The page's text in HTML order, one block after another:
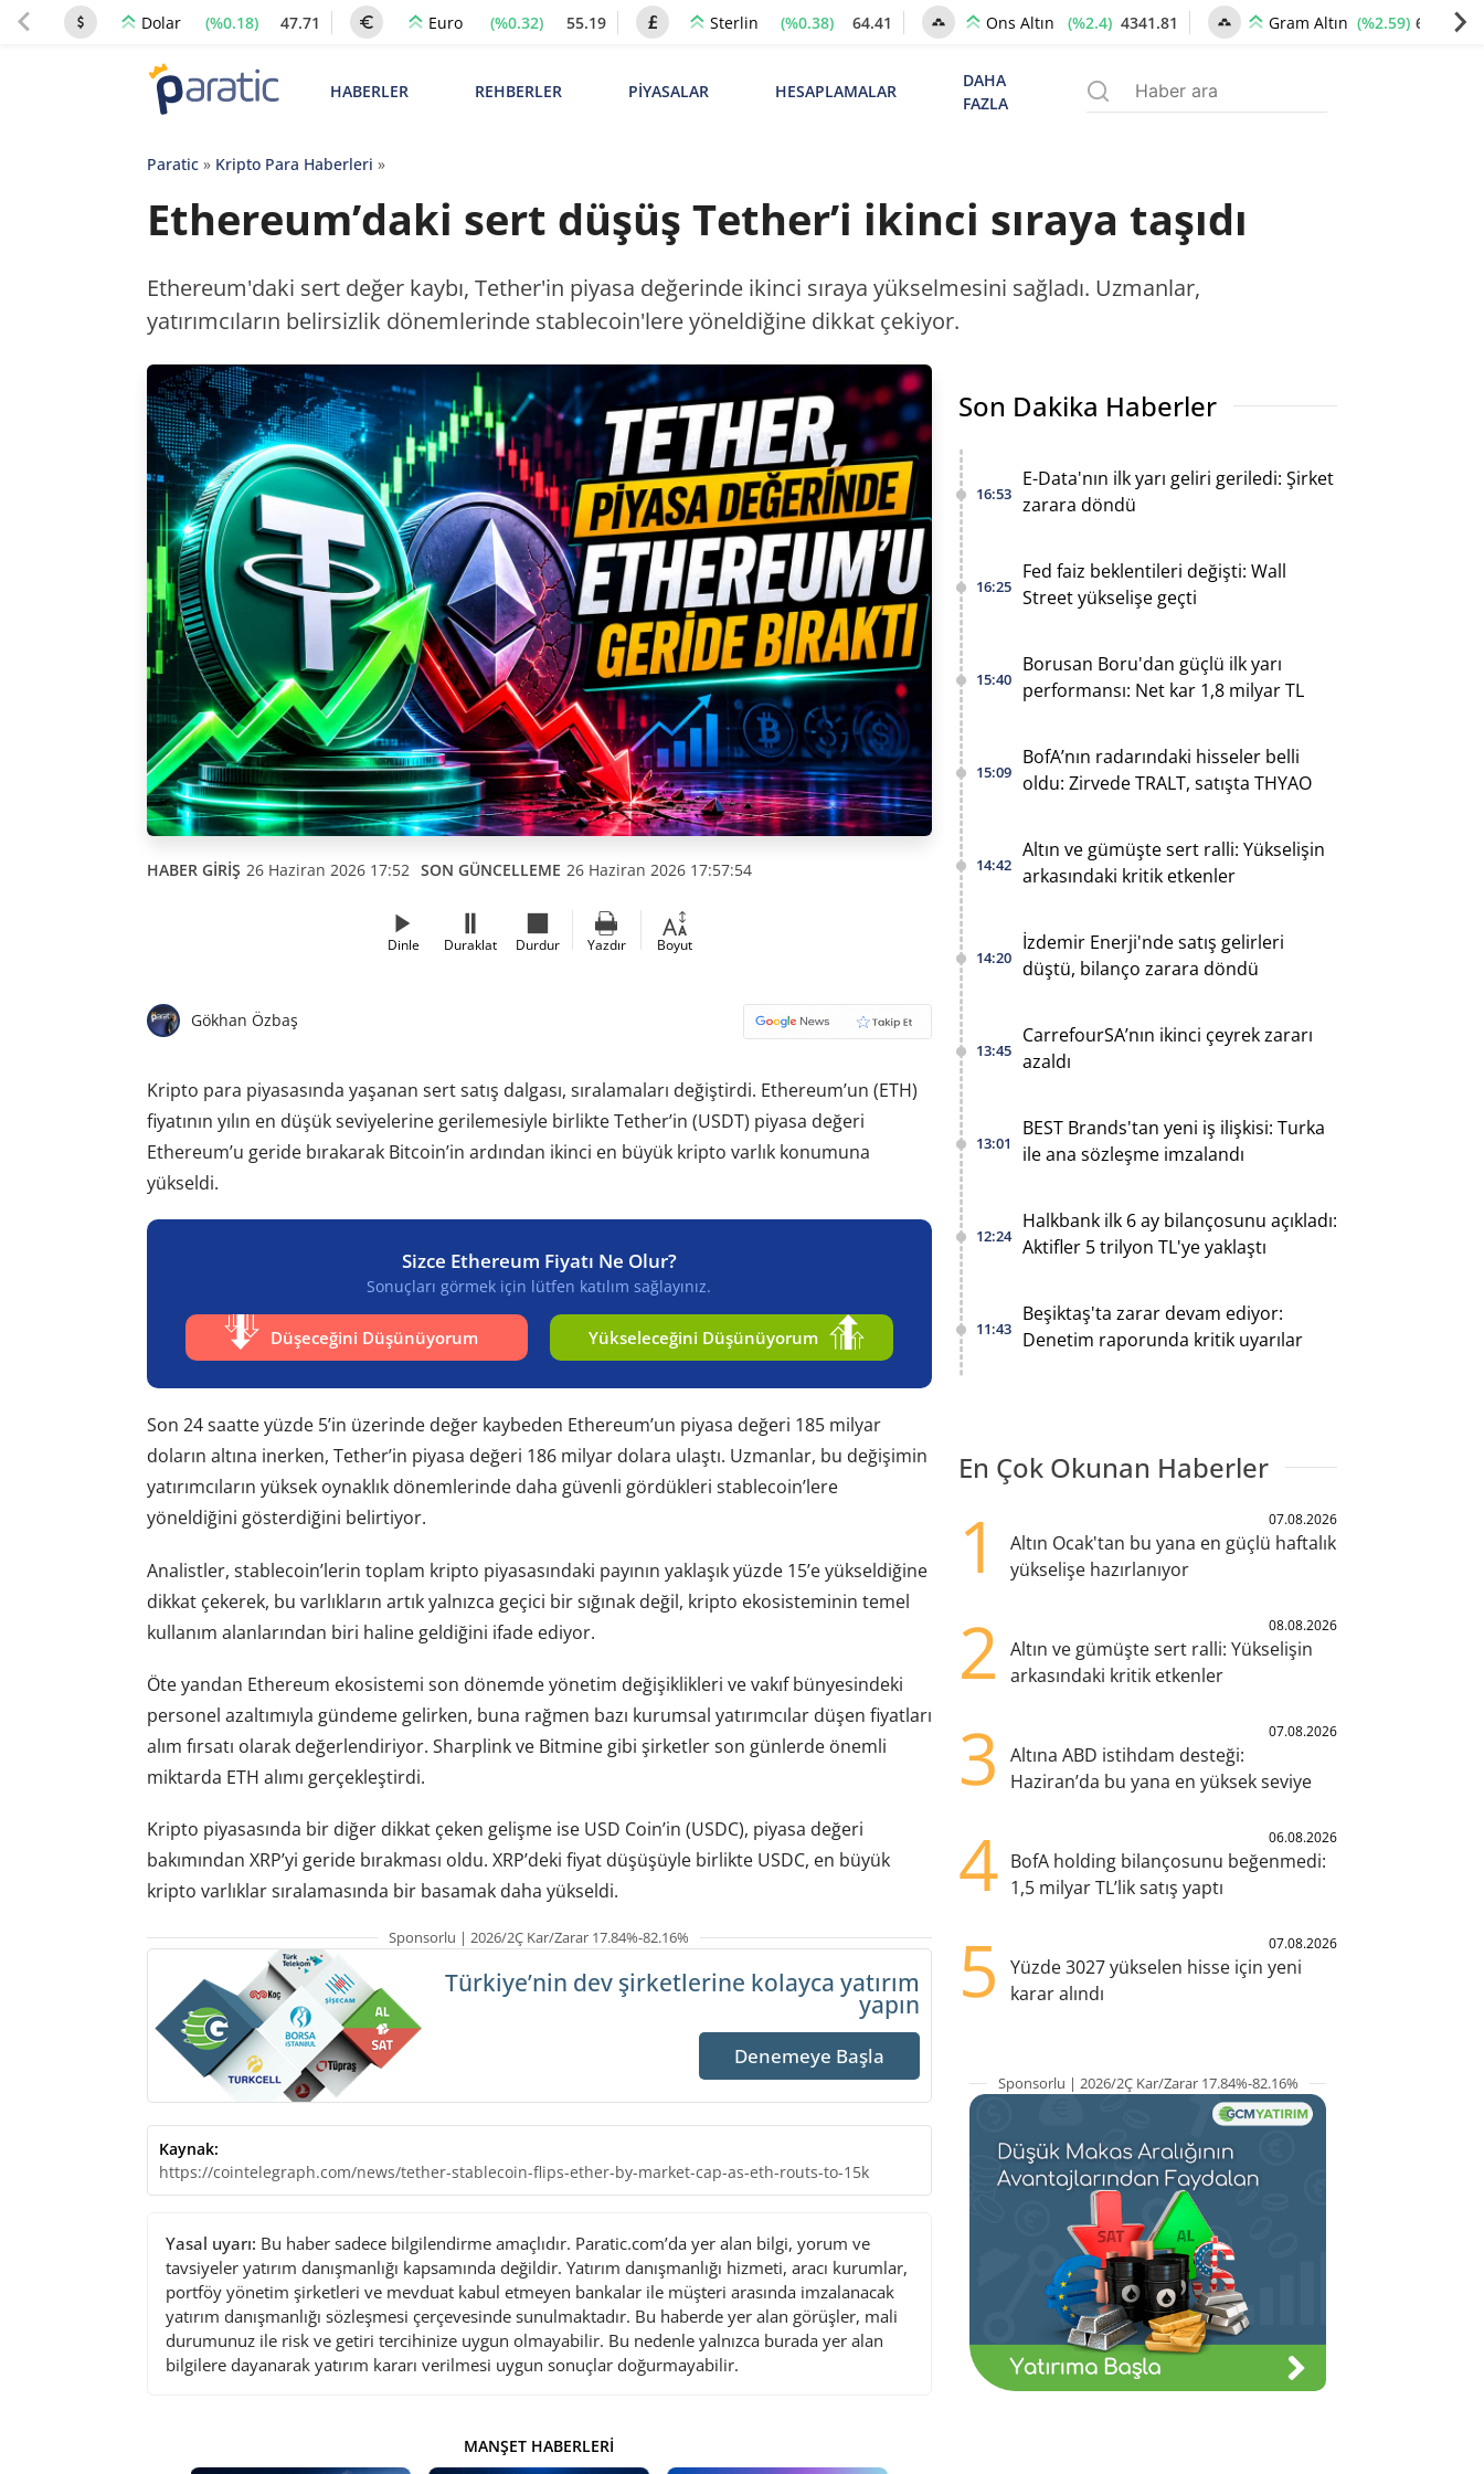
Dolar (%0.18) 47.71 Euro (%0.32) 55.19 Sterlin (%0.38) 64.41 Ons Altın (%2.4) 4341.81 Gram Altın (%2.59) 6660.55
HABERLER REHBERLER PİYASALAR HESAPLAMALAR
DAHA
FAZLA
Paratic» Kripto Para Haberleri »
Ethereum’daki sert düşüş Tether’i ikinci sıraya taşıdı
Ethereum'daki sert değer kaybı, Tether'in piyasa değerinde ikinci sıraya yükselmesini sağladı. Uzmanlar,
yatırımcıların belirsizlik dönemlerinde stablecoin'lere yöneldiğine dikkat çekiyor.
HABER GİRİŞ 26 Haziran 2026 17:52 SON GÜNCELLEME 26 Haziran 2026 17:57:54
Dinle Duraklat Durdur Yazdır Boyut
Gökhan Özbaş
Kripto para piyasasında yaşanan sert satış dalgası, sıralamaları değiştirdi. Ethereum’un (ETH)
fiyatının yılın en düşük seviyelerine gerilemesiyle birlikte Tether’in (USDT) piyasa değeri
Ethereum’u geride bırakarak Bitcoin’in ardından ikinci en büyük kripto varlık konumuna
yükseldi.
Sizce Ethereum Fiyatı Ne Olur?
Sonuçları görmek için lütfen katılım sağlayınız.
Düşeceğini Düşünüyorum Yükseleceğini Düşünüyorum
Son 24 saatte yüzde 5’in üzerinde değer kaybeden Ethereum’un piyasa değeri 185 milyar
doların altına inerken, Tether’in piyasa değeri 186 milyar dolara ulaştı. Uzmanlar, bu değişimin
yatırımcıların yüksek oynaklık dönemlerinde daha güvenli gördükleri stablecoin’lere
yöneldiğini gösterdiğini belirtiyor.
Analistler, stablecoin’lerin toplam kripto piyasasındaki payının yaklaşık yüzde 15’e yükseldiğine
dikkat çekerek, bu varlıkların artık yalnızca geçici bir sığınak değil, kripto ekosisteminin temel
kullanım alanlarından biri haline geldiğini ifade ediyor.
Öte yandan Ethereum ekosistemi son dönemde yönetim değişiklikleri ve vakıf bünyesindeki
personel azaltımıyla gündeme gelirken, buna rağmen bazı kurumsal yatırımcılar düşen fiyatları
alım fırsatı olarak değerlendiriyor. Sharplink ve Bitmine gibi şirketler son günlerde önemli
miktarda ETH alımı gerçekleştirdi.
Kripto piyasasında bir diğer dikkat çeken gelişme ise USD Coin’in (USDC), piyasa değeri
bakımından XRP’yi geride bırakması oldu. XRP’deki fiyat düşüşüyle birlikte USDC, en büyük
kripto varlıklar sıralamasında bir basamak daha yükseldi.
Sponsorlu | 2026/2Ç Kar/Zarar 17.84%-82.16%
Türkiye’nin dev şirketlerine kolayca yatırım
yapın
Denemeye Başla
Kaynak:
https://cointelegraph.com/news/tether-stablecoin-flips-ether-by-market-cap-as-eth-routs-to-15k
Yasal uyarı: Bu haber sadece bilgilendirme amaçlıdır. Paratic.com’da yer alan bilgi, yorum ve
tavsiyeler yatırım danışmanlığı kapsamında değildir. Yatırım danışmanlığı hizmeti, aracı kurumlar,
portföy yönetim şirketleri ve mevduat kabul etmeyen bankalar ile müşteri arasında imzalanacak
yatırım danışmanlığı sözleşmesi çerçevesinde sunulmaktadır. Bu haberde yer alan görüşler, mali
durumunuz ile risk ve getiri tercihinize uygun olmayabilir. Bu nedenle yalnızca burada yer alan
bilgilere dayanarak yatırım kararı verilmesi uygun sonuçlar doğurmayabilir.
MANŞET HABERLERI
Son Dakika Haberler
16:53
E-Data'nın ilk yarı geliri geriledi: Şirket
zarara döndü
16:25
Fed faiz beklentileri değişti: Wall
Street yükselişe geçti
15:40
Borusan Boru'dan güçlü ilk yarı
performansı: Net kar 1,8 milyar TL
15:09
BofA’nın radarındaki hisseler belli
oldu: Zirvede TRALT, satışta THYAO
14:42
Altın ve gümüşte sert ralli: Yükselişin
arkasındaki kritik etkenler
14:20
İzdemir Enerji'nde satış gelirleri
düştü, bilanço zarara döndü
13:45
CarrefourSA’nın ikinci çeyrek zararı
azaldı
13:01
BEST Brands'tan yeni iş ilişkisi: Turka
ile ana sözleşme imzalandı
12:24
Halkbank ilk 6 ay bilançosunu açıkladı:
Aktifler 5 trilyon TL'ye yaklaştı
11:43
Beşiktaş'ta zarar devam ediyor:
Denetim raporunda kritik uyarılar
En Çok Okunan Haberler
1 07.08.2026
Altın Ocak'tan bu yana en güçlü haftalık
yükselişe hazırlanıyor
2 08.08.2026
Altın ve gümüşte sert ralli: Yükselişin
arkasındaki kritik etkenler
3 07.08.2026
Altına ABD istihdam desteği:
Haziran’da bu yana en yüksek seviye
4 06.08.2026
BofA holding bilançosunu beğenmedi:
1,5 milyar TL’lik satış yaptı
5 07.08.2026
Yüzde 3027 yükselen hisse için yeni
karar alındı
Sponsorlu | 2026/2Ç Kar/Zarar 17.84%-82.16%